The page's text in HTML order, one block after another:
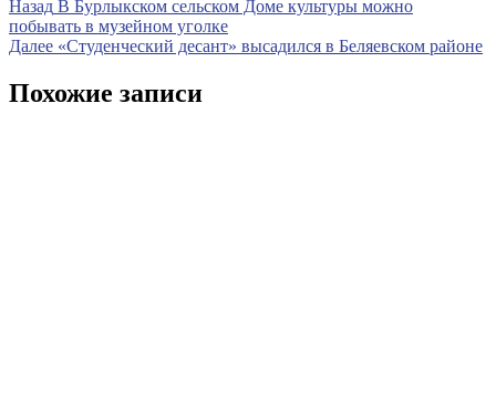
Навигация
по
Назад Предыдущая
запись
В Бурлыкском сельском Доме культуры можно
побывать в музейном уголке
Далее Следующая
«Студенческий десант» высадился в Беляевском районе
Похожие записи